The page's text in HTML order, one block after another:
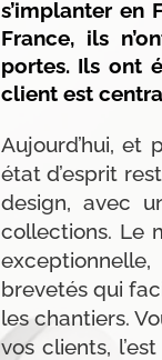
s’implanter en
France, ils
portes. Ils ont
client est
Aujourd’hui, et
état d’esprit
design, avec
collections. Le
brevetés qui
les chantiers.
vos clients,